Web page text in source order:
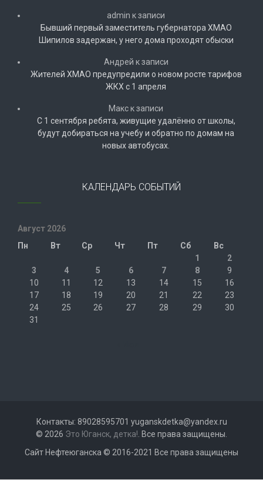
admin к записи
Бывший первый заместитель губернатора ХМАО
Шипилов задержан, у него дома проходят обыски
Андрей к записи
Жителей ХМАО предупредили о новом росте тарифов
ЖКХ с 1 апреля
Макск записи
С 1 сентября ребята, живущие удалённо от школы,
будут добираться на учебу и обратно по домам на
новых автобусах.
КАЛЕНДАРЬ СОБЫТИЙ
Август 2026
Пн
Вт Ср Чт Пт Сб
Вс
1
2
3
4 5 6 7 8
9
10
11 12 13 14 15
16
17
18 19 20 21 22
23
24
25 26 27 28 29
30
31
Контакты: 89028595701 yuganskdetka@yandex.ru
© 2026 Это Юганск, детка! . Все права защищены.
Сайт Нефтеюганска © 2016-2021 Все права защищены